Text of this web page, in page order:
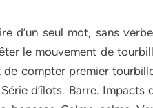
d’un seul mot, sans
le mouvement de
compter premier
d’îlots. Barre.